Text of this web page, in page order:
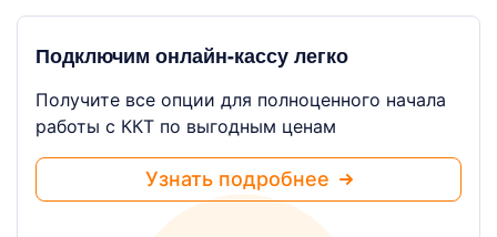
Подключим онлайн-кассу легко
Получите все опции для полноценного начала
работы с ККТ по выгодным ценам
Узнать подробнее